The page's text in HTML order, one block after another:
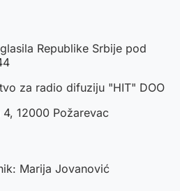
Republike Srbije pod
za radio difuziju "HIT" DOO
12000 Požarevac
Marija Jovanović